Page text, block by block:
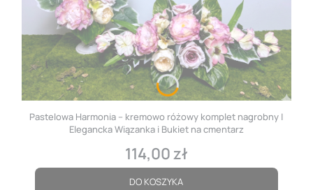
Pastelowa Harmonia – kremowo różowy komplet nagrobny |
Elegancka Wiązanka i Bukiet na cmentarz
Cena
114,00 zł
DO KOSZYKA